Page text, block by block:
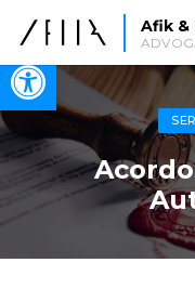
Open toolbar
Afik &